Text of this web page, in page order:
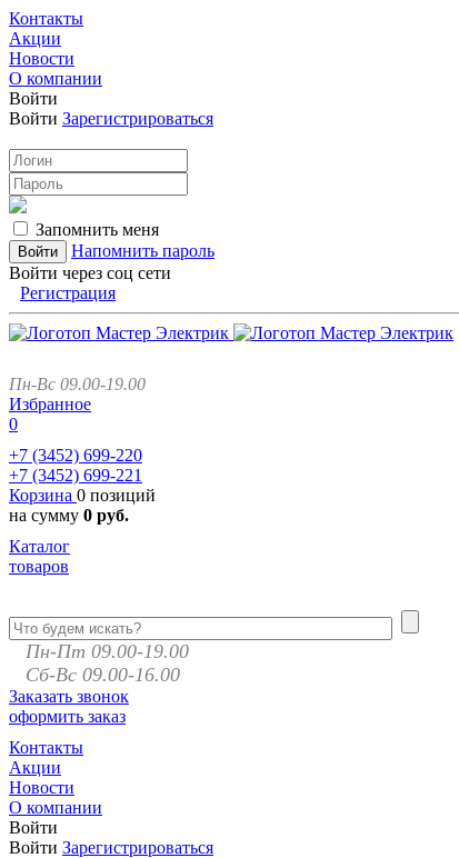
Контакты
Акции
Новости
О компании
Войти
Войти Зарегистрироваться
Запомнить меня
Напомнить пароль
Войти через соц сети
Регистрация
Пн-Вс 09.00-19.00
Избранное
0
+7 (3452) 699-220
+7 (3452) 699-221
Корзина 0 позиций
на сумму 0 руб.
Каталог
товаров
Пн-Пт 09.00-19.00
Сб-Вс 09.00-16.00
Заказать звонок
оформить заказ
Контакты
Акции
Новости
О компании
Войти
Войти Зарегистрироваться